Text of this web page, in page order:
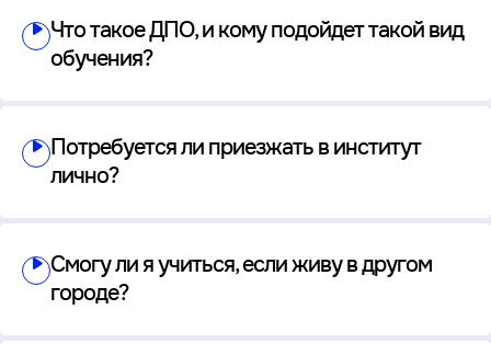
Что такое ДПО, и кому подойдет такой вид
обучения?
Потребуется ли приезжать в институт
лично?
Смогу ли я учиться, если живу в другом
городе?